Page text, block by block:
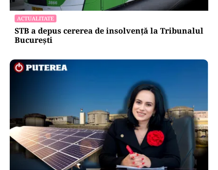
ACTUALITATE
STB a depus cererea de insolvență la Tribunalul
București